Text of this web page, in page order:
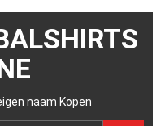
naam Kopen